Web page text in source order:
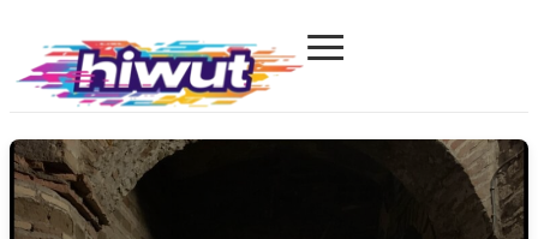
Hiwut.com ≡